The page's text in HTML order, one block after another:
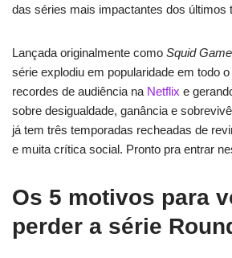
das séries mais impactantes dos últimos
Lançada originalmente como Squid Game
série explodiu em popularidade em todo
recordes de audiência na Netflix e
sobre desigualdade, ganância e
já tem três temporadas recheadas de
e muita crítica social. Pronto pra entrar
Os 5 motivos para
perder a série